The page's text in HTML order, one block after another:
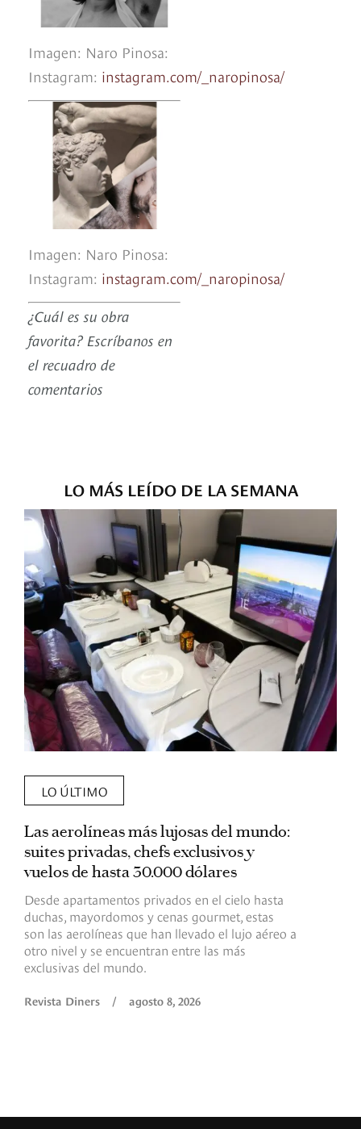
Imagen: Naro Pinosa:
Instagram: instagram.com/_naropinosa/
Imagen: Naro Pinosa:
Instagram: instagram.com/_naropinosa/
¿Cuál es su obra
favorita? Escríbanos en
el recuadro de
comentarios
LO MÁS LEÍDO DE LA SEMANA
LO ÚLTIMO
Las aerolíneas más lujosas del mundo:
suites privadas, chefs exclusivos y
vuelos de hasta 30.000 dólares
Desde apartamentos privados en el cielo hasta
duchas, mayordomos y cenas gourmet, estas
son las aerolíneas que han llevado el lujo aéreo a
otro nivel y se encuentran entre las más
exclusivas del mundo.
Revista Diners / agosto 8, 2026